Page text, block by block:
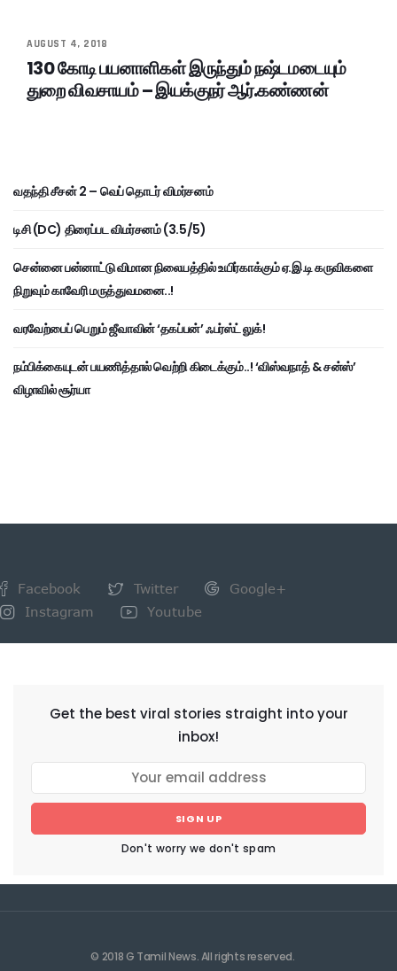
AUGUST 4, 2018
130 கோடி பயனாளிகள் இருந்தும் நஷ்டமடையும்
துறை விவசாயம் – இயக்குநர் ஆர்.கண்ணன்
வதந்தி சீசன் 2 – வெப் தொடர் விமர்சனம்
டிசி (DC) திரைப்பட விமர்சனம் (3.5/5)
சென்னை பன்னாட்டு விமான நிலையத்தில் உயிர்காக்கும் ஏ.இ.டி கருவிகளை
நிறுவும் காவேரி மருத்துவமனை..!
வரவேற்பைப் பெறும் ஜீவாவின் ‘தகப்பன்’ ஃபர்ஸ்ட் லுக்!
நம்பிக்கையுடன் பயணித்தால் வெற்றி கிடைக்கும்..! ‘விஸ்வநாத் & சன்ஸ்’
விழாவில் சூர்யா
Facebook Twitter
Google+
Instagram
Youtube
Get the best viral stories straight into your
inbox!
SIGN UP
Don't worry we don't spam
© 2018 G Tamil News. All rights reserved.